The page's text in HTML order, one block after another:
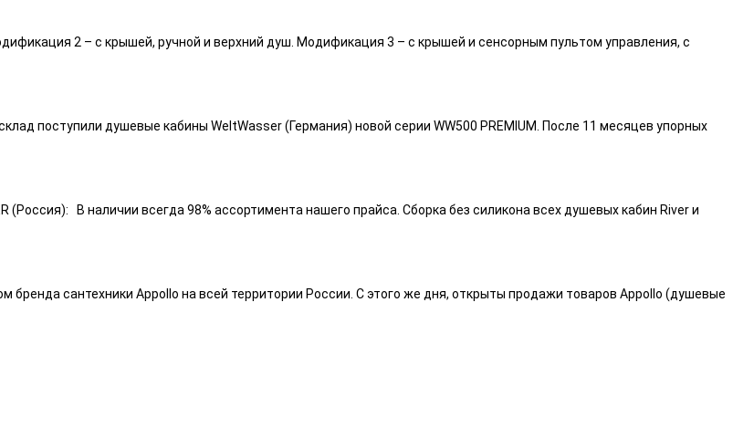
2 – с крышей, ручной и верхний душ. Модификация 3 – с крышей и сенсорным пультом управления, с
поступили душевые кабины WeltWasser (Германия) новой серии WW500 PREMIUM. После 11 месяцев упорных
В наличии всегда 98% ассортимента нашего прайса. Сборка без силикона всех душевых кабин River и
бренда сантехники Appollo на всей территории России. С этого же дня, открыты продажи товаров Appollo (душевые